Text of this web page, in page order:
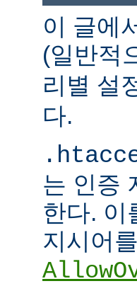
이 글에
(일반적
리별 설
다.
는 인증
한다. 이
지시어